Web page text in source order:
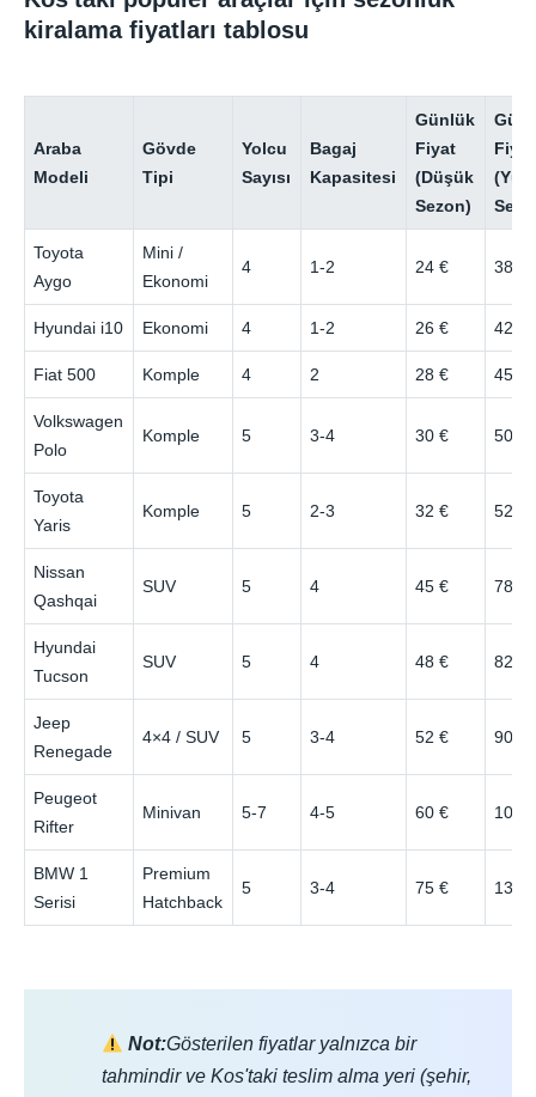
kiralama fiyatları tablosu
Araba
Modeli
Gövde
Tipi
Yolcu
Sayısı
Bagaj
Kapasitesi
Günlük
Fiyat
(Düşük
Sezon)
Fiyat
Toyota
Aygo
Mini /
Ekonomi
4 1-2 24 € 38 €
Hyundai i10 Ekonomi 4 1-2 26 € 42 €
Fiat 500 Komple 4 2 28 € 45 €
Volkswagen
Polo
Komple 5 3-4 30 € 50 €
Toyota
Yaris
Komple 5 2-3 32 € 52 €
Nissan
Qashqai
SUV 5 4 45 € 78 €
Hyundai
Tucson
SUV 5 4 48 € 82 €
Jeep
Renegade
4×4 / SUV 5 3-4 52 € 90 €
Peugeot
Rifter
Minivan 5-7 4-5 60 € 105
BMW 1
Serisi
Premium
Hatchback
5 3-4 75 € 135
Not:Gösterilen fiyatlar yalnızca bir
tahmindir ve Kos'taki teslim alma yeri (şehir,